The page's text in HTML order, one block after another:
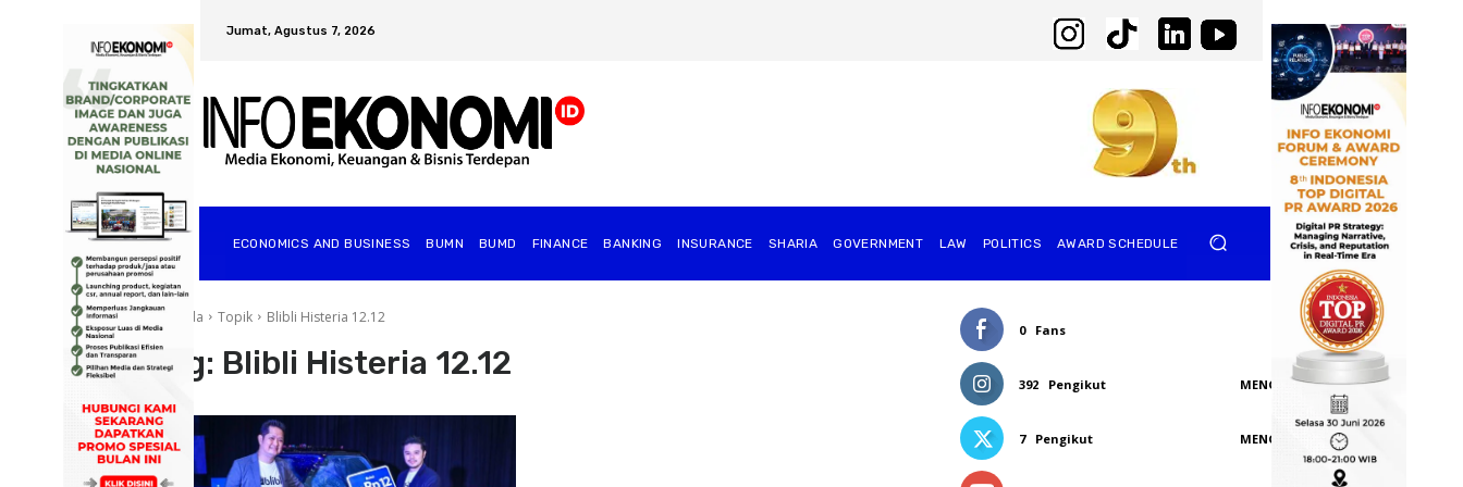
Jumat, Agustus 7, 2026
ECONOMICS AND BUSINESS BUMN BUMD FINANCE BANKING INSURANCE SHARIA GOVERNMENT ⁠LAW POLITICS AWARD SCHEDULE
Beranda Topik Blibli Histeria 12.12
Tag: Blibli Histeria 12.12
0 Fans SUKA
392 Pengikut MENGIKUTI
7 Pengikut MENGIKUTI